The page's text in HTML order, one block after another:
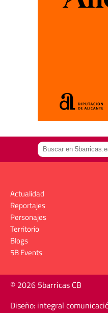
Actualidad
Reportajes
Personajes
Territorio
Blogs
5B Events
© 2026 5barricas CB
Diseño: integral